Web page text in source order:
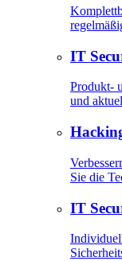
IT
Produkt-
und
Sie die
IT